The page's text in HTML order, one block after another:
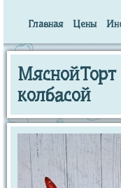
Главная Цены
колбасой